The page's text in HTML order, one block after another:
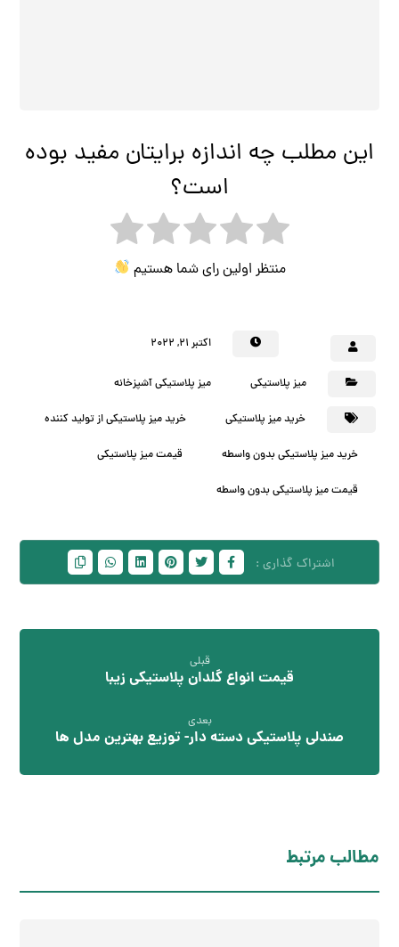
این مطلب چه اندازه برایتان مفید بوده
است؟
منتظر اولین رای شما هستیم
اکتبر ۲۱, ۲۰۲۲
میز پلاستیکی میز پلاستیکی آشپزخانه
خرید میز پلاستیکی خرید میز پلاستیکی از تولید کننده
خرید میز پلاستیکی بدون واسطه قیمت میز پلاستیکی
قیمت میز پلاستیکی بدون واسطه
قبلی
قیمت انواع گلدان پلاستیکی زیبا
بعدی
صندلی پلاستیکی دسته دار- توزیع بهترین مدل ها
مطالب مرتبط